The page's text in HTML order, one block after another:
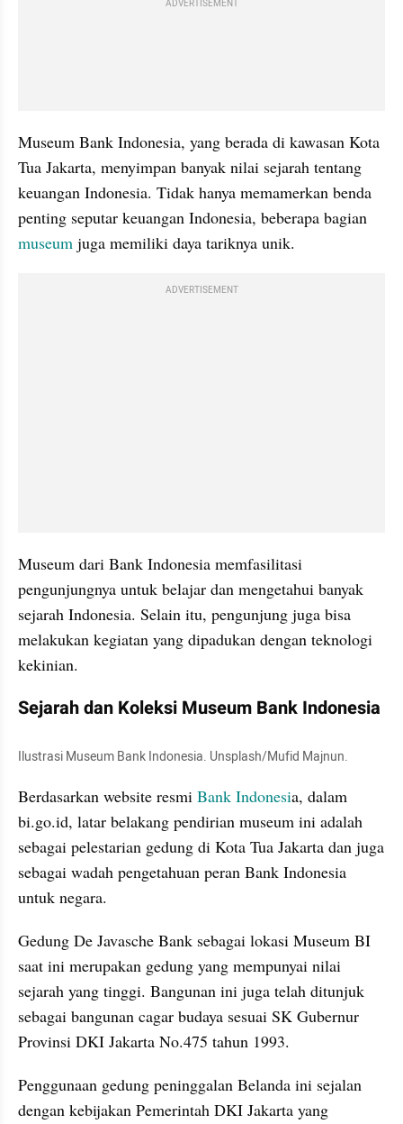
ADVERTISEMENT
Museum Bank Indonesia, yang berada di kawasan Kota
Tua Jakarta, menyimpan banyak nilai sejarah tentang
keuangan Indonesia. Tidak hanya memamerkan benda
museum juga memiliki daya tariknya unik.
ADVERTISEMENT
Museum dari Bank Indonesia memfasilitasi
pengunjungnya untuk belajar dan mengetahui banyak
sejarah Indonesia. Selain itu, pengunjung juga bisa
melakukan kegiatan yang dipadukan dengan teknologi
kekinian.
Sejarah dan Koleksi Museum Bank Indonesia
Ilustrasi Museum Bank Indonesia. Unsplash/Mufid Majnun.
Berdasarkan website resmi Bank Indonesia, dalam
bi.go.id, ​latar belakang pendirian museum ini ​adalah
sebagai pelestarian gedung di Kota Tua Jakarta dan juga
sebagai wadah pengetahuan peran Bank Indonesia
untuk negara.
Gedung De Javasche Bank sebagai lokasi Museum BI
saat ini merupakan gedung yang mempunyai nilai
sejarah yang tinggi. Bangunan ini juga telah ditunjuk
sebagai bangunan cagar budaya sesuai SK Gubernur
Provinsi DKI Jakarta No.475 tahun 1993.
Penggunaan gedung peninggalan Belanda ini sejalan
dengan kebijakan Pemerintah DKI Jakarta yang